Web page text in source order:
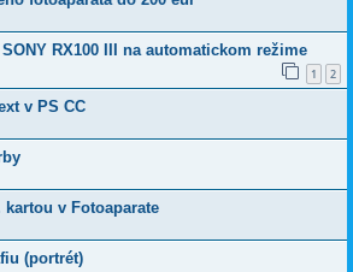
RX100 III na automatickom režime
1 2
v PS CC
kartou v Fotoaparate
(portrét)